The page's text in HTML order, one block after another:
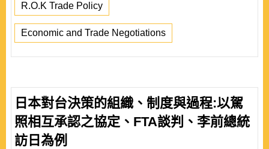
R.O.K Trade Policy
Economic and Trade Negotiations
日本對台決策的組織、制度與過程:以駕
照相互承認之協定、FTA談判、李前總統
訪日為例